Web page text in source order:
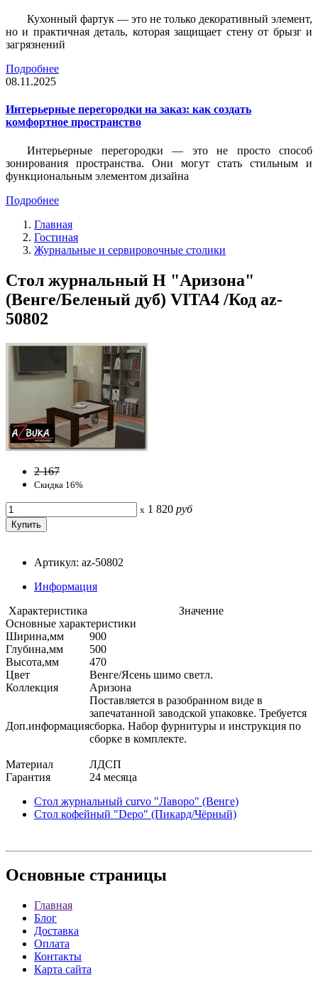
Кухонный фартук — это не только декоративный элемент,
но и практичная деталь, которая защищает стену от брызг и
загрязнений
Подробнее
08.11.2025
Интерьерные перегородки на заказ: как создать
комфортное пространство
Интерьерные перегородки — это не просто способ
зонирования пространства. Они могут стать стильным и
функциональным элементом дизайна
Подробнее
Главная
Гостиная
Журнальные и сервировочные столики
Стол журнальный H "Аризона"
(Венге/Беленый дуб) VITA4 /Код az-
50802
2 167
Скидка 16%
x 1 820 руб
Артикул: az-50802
Информация
Характеристика
Значение
Основные характеристики
Ширина,мм
900
Глубина,мм
500
Высота,мм
470
Цвет
Венге/Ясень шимо светл.
Коллекция
Аризона
Доп.информация
Поставляется в разобранном виде в
запечатанной заводской упаковке. Требуется
сборка. Набор фурнитуры и инструкция по
сборке в комплекте.
Материал
ЛДСП
Гарантия
24 месяца
Стол журнальный curvo "Лаворо" (Венге)
Стол кофейный "Depo" (Пикард/Чёрный)
Основные страницы
Главная
Блог
Доставка
Оплата
Контакты
Карта сайта